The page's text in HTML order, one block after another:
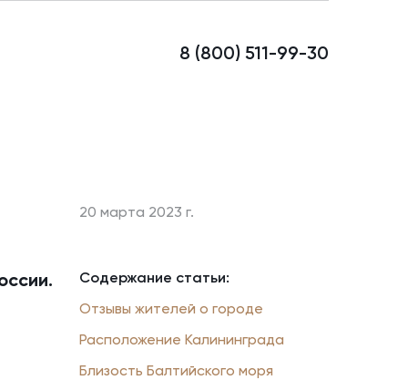
8 (800) 511-99-30
20 марта 2023 г.
Содержание статьи:
Отзывы жителей о городе
Расположение Калининграда
Близость Балтийского моря